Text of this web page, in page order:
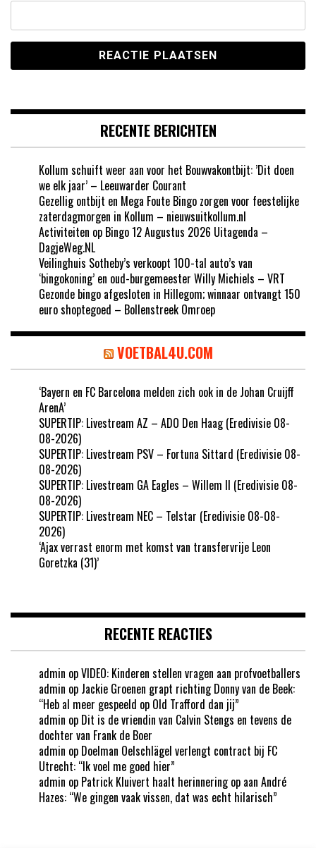
RECENTE BERICHTEN
Kollum schuift weer aan voor het Bouwvakontbijt: ’Dit doen
we elk jaar’ – Leeuwarder Courant
Gezellig ontbijt en Mega Foute Bingo zorgen voor feestelijke
zaterdagmorgen in Kollum – nieuwsuitkollum.nl
Activiteiten op Bingo 12 Augustus 2026 Uitagenda –
DagjeWeg.NL
Veilinghuis Sotheby’s verkoopt 100-tal auto’s van
‘bingokoning’ en oud-burgemeester Willy Michiels – VRT
Gezonde bingo afgesloten in Hillegom; winnaar ontvangt 150
euro shoptegoed – Bollenstreek Omroep
VOETBAL4U.COM
‘Bayern en FC Barcelona melden zich ook in de Johan Cruijff
ArenA’
SUPERTIP: Livestream AZ – ADO Den Haag (Eredivisie 08-
08-2026)
SUPERTIP: Livestream PSV – Fortuna Sittard (Eredivisie 08-
08-2026)
SUPERTIP: Livestream GA Eagles – Willem II (Eredivisie 08-
08-2026)
SUPERTIP: Livestream NEC – Telstar (Eredivisie 08-08-
2026)
‘Ajax verrast enorm met komst van transfervrije Leon
Goretzka (31)’
RECENTE REACTIES
admin opVIDEO: Kinderen stellen vragen aan profvoetballers
admin op Jackie Groenen grapt richting Donny van de Beek:
“Heb al meer gespeeld op Old Trafford dan jij”
admin op Dit is de vriendin van Calvin Stengs en tevens de
dochter van Frank de Boer
admin op Doelman Oelschlägel verlengt contract bij FC
Utrecht: “Ik voel me goed hier”
admin op Patrick Kluivert haalt herinnering op aan André
Hazes: “We gingen vaak vissen, dat was echt hilarisch”